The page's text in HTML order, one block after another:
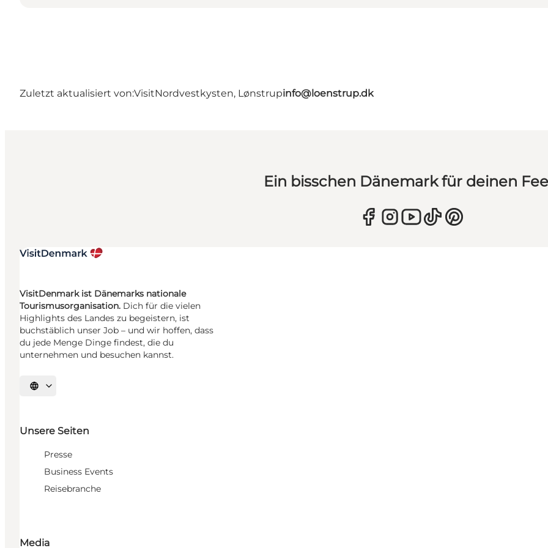
Zuletzt aktualisiert von:VisitNordvestkysten, Lønstrupinfo@loenstrup.dk
Ein bisschen Dänemark für deinen
VisitDenmark ist Dänemarks nationale
Tourismusorganisation. Dich für die vielen
Highlights des Landes zu begeistern, ist
buchstäblich unser Job – und wir hoffen, dass
du jede Menge Dinge findest, die du
unternehmen und besuchen kannst.
Sprache auswählen
Unsere Seiten
Presse
Business Events
Reisebranche
Media